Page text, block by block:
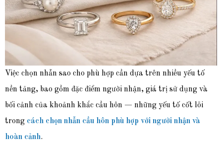
Việc chọn nhẫn sao cho phù hợp cần dựa trên nhiều yếu tố
nền tảng, bao gồm đặc điểm người nhận, giá trị sử dụng và
bối cảnh của khoảnh khắc cầu hôn — những yếu tố cốt lõi
trong cách chọn nhẫn cầu hôn phù hợp với người nhận và
hoàn cảnh.